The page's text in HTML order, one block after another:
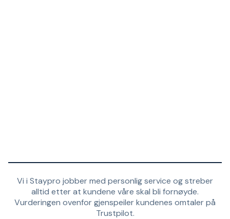
Vi i Staypro jobber med personlig service og streber
alltid etter at kundene våre skal bli fornøyde.
Vurderingen ovenfor gjenspeiler kundenes omtaler på
Trustpilot.